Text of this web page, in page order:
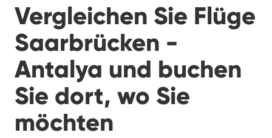
Vergleichen Sie Flüge
Saarbrücken -
Antalya und buchen
Sie dort, wo Sie
möchten